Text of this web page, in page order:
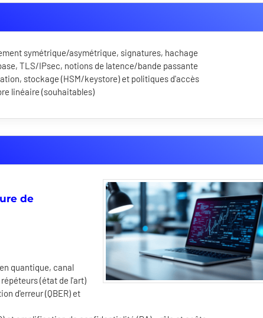
symétrique/asymétrique, signatures, hachage
TLS/IPsec, notions de latence/bande passante
stockage (HSM/keystore) et politiques d'accès
linéaire (souhaitables)
de
quantique, canal
(état de l'art)
d'erreur (QBER) et